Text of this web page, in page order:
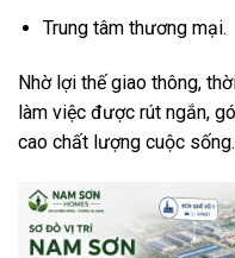
Trung tâm thương mại.
Nhờ lợi thế giao thông,
làm việc được rút ngắn,
cao chất lượng cuộc sống.